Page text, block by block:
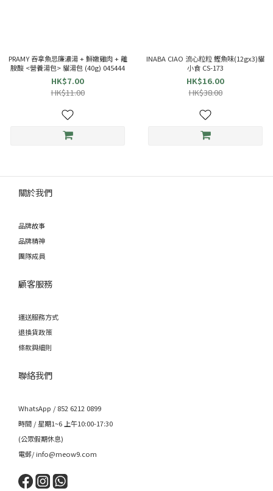
PRAMY 吞拿魚忌廉濃湯 + 鮮嫩雞肉 + 離
胺酸 <營養湯包> 貓湯包 (40g) 045444
HK$7.00
HK$11.00
INABA CIAO 流心粒粒 鰹魚味(12gx3)貓
小食 CS-173
HK$16.00
HK$38.00
關於我們
品牌故事
品牌精神
團隊成員
顧客服務
運送服務方式
退換貨政策
條款與細則
聯絡我們
WhatsApp / 852 6212 0899
時間 / 星期1~6 上午10:00-17:30
(公眾假期休息)
電郵/ info@meow9.com